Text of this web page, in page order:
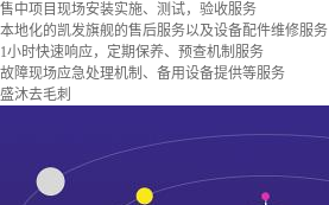
售中项目现场安装实施、测试，验收服务
本地化的凯发旗舰的售后服务以及设备配件维修服务
1小时快速响应，定期保养、预查机制服务
故障现场应急处理机制、备用设备提供等服务
盛沐去毛刺